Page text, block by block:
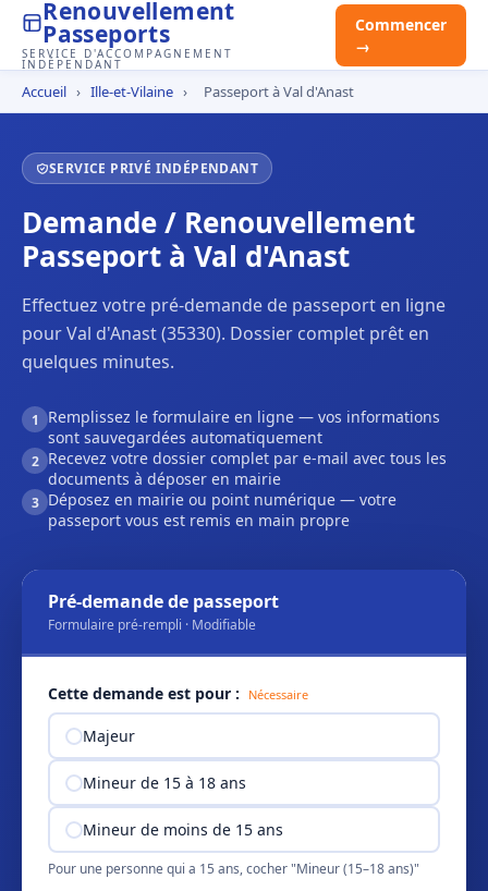
Renouvellement
Passeports
SERVICE D'ACCOMPAGNEMENT
INDÉPENDANT
Commencer
→
Accueil › Ille-et-Vilaine › Passeport à Val d'Anast
SERVICE PRIVÉ INDÉPENDANT
Demande / Renouvellement
Passeport à Val d'Anast
Effectuez votre pré-demande de passeport en ligne
pour Val d'Anast (35330). Dossier complet prêt en
quelques minutes.
1
Remplissez le formulaire en ligne — vos informations
sont sauvegardées automatiquement
2 Recevez votre dossier complet par e-mail avec tous les
documents à déposer en mairie
3 Déposez en mairie ou point numérique — votre
passeport vous est remis en main propre
Pré-demande de passeport
Formulaire pré-rempli · Modifiable
Cette demande est pour : Nécessaire
Majeur
Mineur de 15 à 18 ans
Mineur de moins de 15 ans
Pour une personne qui a 15 ans, cocher "Mineur (15–18 ans)"